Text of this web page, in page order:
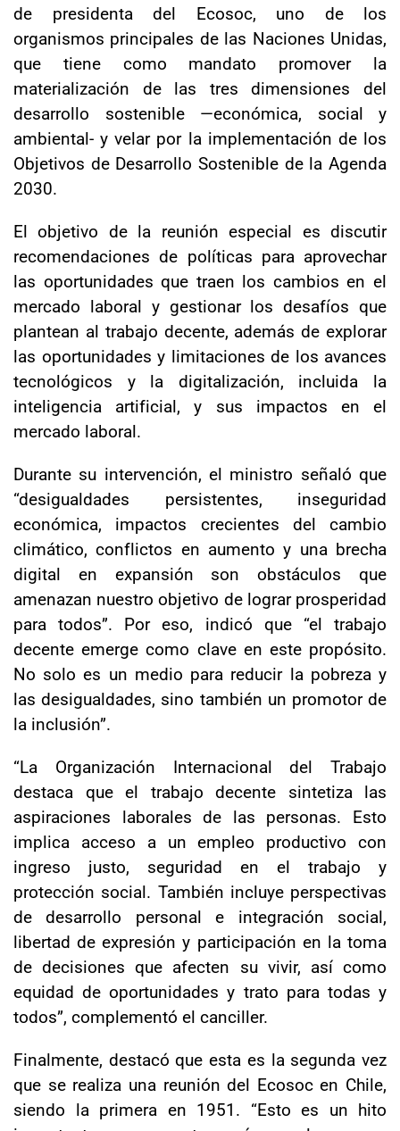
de presidenta del Ecosoc, uno de los
organismos principales de las Naciones Unidas,
que tiene como mandato promover la
materialización de las tres dimensiones del
desarrollo sostenible —económica, social y
ambiental- y velar por la implementación de los
Objetivos de Desarrollo Sostenible de la Agenda
2030.
El objetivo de la reunión especial es discutir
recomendaciones de políticas para aprovechar
las oportunidades que traen los cambios en el
mercado laboral y gestionar los desafíos que
plantean al trabajo decente, además de explorar
las oportunidades y limitaciones de los avances
tecnológicos y la digitalización, incluida la
inteligencia artificial, y sus impactos en el
mercado laboral.
Durante su intervención, el ministro señaló que
“desigualdades persistentes, inseguridad
económica, impactos crecientes del cambio
climático, conflictos en aumento y una brecha
digital en expansión son obstáculos que
amenazan nuestro objetivo de lograr prosperidad
para todos”. Por eso, indicó que “el trabajo
decente emerge como clave en este propósito.
No solo es un medio para reducir la pobreza y
las desigualdades, sino también un promotor de
la inclusión”.
“La Organización Internacional del Trabajo
destaca que el trabajo decente sintetiza las
aspiraciones laborales de las personas. Esto
implica acceso a un empleo productivo con
ingreso justo, seguridad en el trabajo y
protección social. También incluye perspectivas
de desarrollo personal e integración social,
libertad de expresión y participación en la toma
de decisiones que afecten su vivir, así como
equidad de oportunidades y trato para todas y
todos”, complementó el canciller.
Finalmente, destacó que esta es la segunda vez
que se realiza una reunión del Ecosoc en Chile,
siendo la primera en 1951. “Esto es un hito